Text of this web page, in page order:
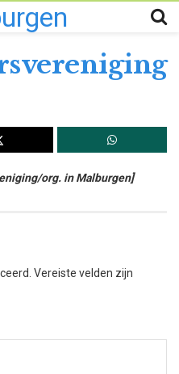
org. in Malburgen]
Vereiste velden zijn